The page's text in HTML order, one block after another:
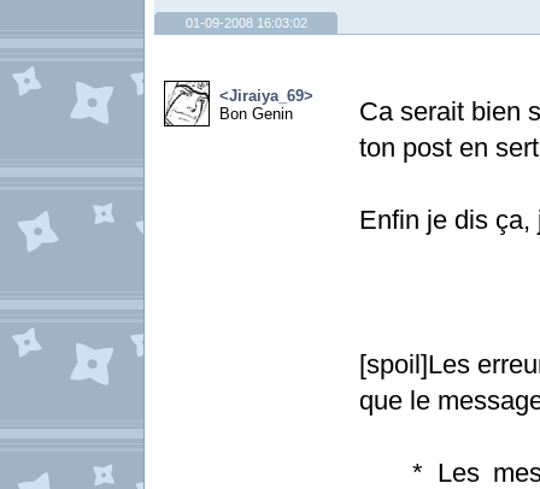
01-09-2008 16:03:02
<Jiraiya_69>
Bon Genin
Ca serait bien
ton post en
Enfin je dis ça,
[spoil]Les
que le
* Les